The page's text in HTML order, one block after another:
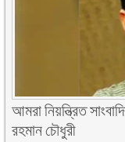
আমরা নিয়ন্ত্রিত
রহমান চৌধুরী